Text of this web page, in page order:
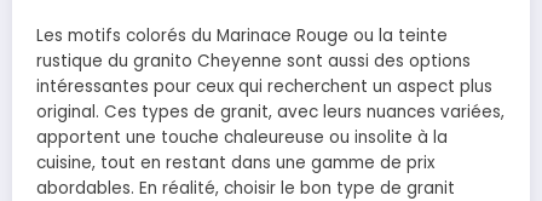
Les motifs colorés du Marinace Rouge ou la teinte
rustique du granito Cheyenne sont aussi des options
intéressantes pour ceux qui recherchent un aspect plus
original. Ces types de granit, avec leurs nuances variées,
apportent une touche chaleureuse ou insolite à la
cuisine, tout en restant dans une gamme de prix
abordables. En réalité, choisir le bon type de granit